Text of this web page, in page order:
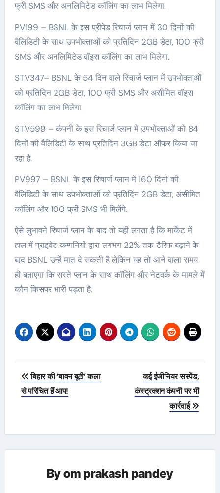
फ्री SMS और अनलिमिटेड कॉलिंग का लाभ मिलेगा.
PV199 – BSNL के इस प्रीपेड रिचार्ज प्लान में 30 दिनों की
वैलिडिटी के साथ उपभोक्ताओं को प्रतिदिन 2GB डेटा, 100 फ्री
SMS और अनलिमिटेड वॉइस कॉलिंग का लाभ मिलेगा.
STV347– BSNL के 54 दिन वाले रिचार्ज प्लान में उपभोक्ताओं
को प्रतिदिन 2GB डेटा, 100 फ्री SMS और असीमित वॉइस
कॉलिंग का लाभ मिलेगा.
STV599 – कंपनी के इस रिचार्ज प्लान में उपभोक्ताओं को 84
दिनों की वैलिडिटी के साथ प्रतिदिन 3GB डेटा ऑफर किया जा
रहा है.
PV997 – BSNL के इस रिचार्ज प्लान में 160 दिनों की
वैलिडिटी के साथ उपभोक्ताओं को प्रतिदिन 2GB डेटा, असीमित
कॉलिंग और 100 फ्री SMS भी मिलेंगे.
ऐसे लुभावने रिचार्ज प्लान के बाद तो यही लगता है कि मार्केट में
हाल में प्राइवेट कम्पनियों द्वारा लगभग 22% तक टैरिफ बढ़ाने के
बाद BSNL उन्हें मात दे सकती है लेकिन यह तो आने वाला समय
ही बताएगा कि सस्ते प्लान के साथ कॉलिंग और नेटवर्क के मामले में
कौन किसपर भारी पड़ता है.
Post
navigation
बिहार की ‘बावन बूटी’ कला
से परिचित हैं आप!
कई इंजीनियर सस्पेंड,
कंस्ट्रक्शन कंपनी पर भी
कार्रवाई
Byom prakash pandey